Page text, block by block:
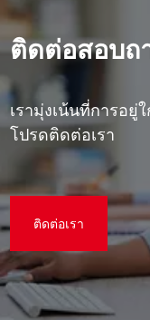
ติดต่อสอบถ
เรามุ่งเน้นที่การอ
โปรดติดต่อเรา
ติดต่อเรา